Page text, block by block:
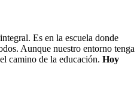
Es en la escuela donde
Aunque nuestro entorno tenga
camino de la educación. Hoy